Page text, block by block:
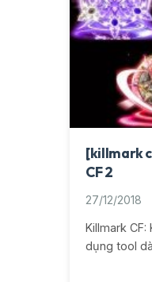
[killmark
CF 2
27/12/2018
Killmark CF:
dụng tool